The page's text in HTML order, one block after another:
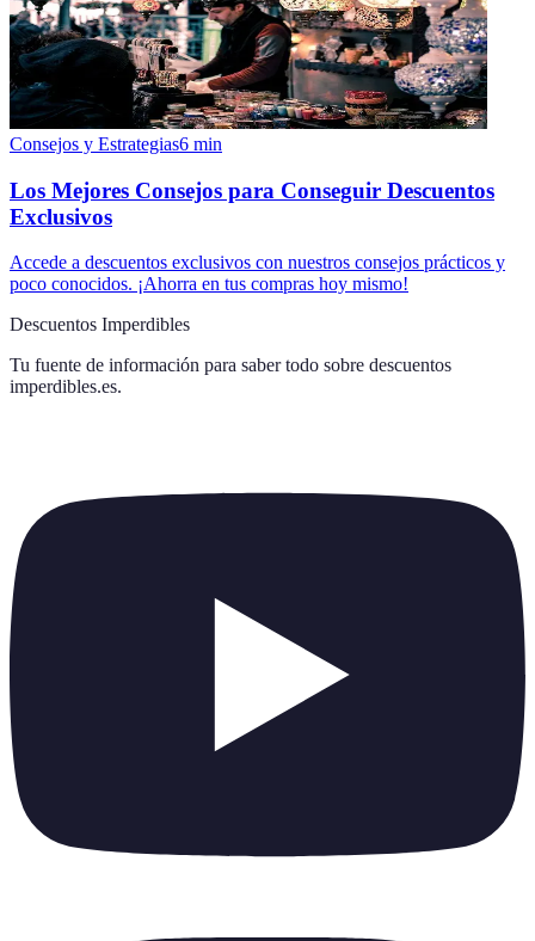
Consejos y Estrategias6 min
Los Mejores Consejos para Conseguir Descuentos
Exclusivos
Accede a descuentos exclusivos con nuestros consejos prácticos y
poco conocidos. ¡Ahorra en tus compras hoy mismo!
Descuentos Imperdibles
Tu fuente de información para saber todo sobre descuentos
imperdibles.es.